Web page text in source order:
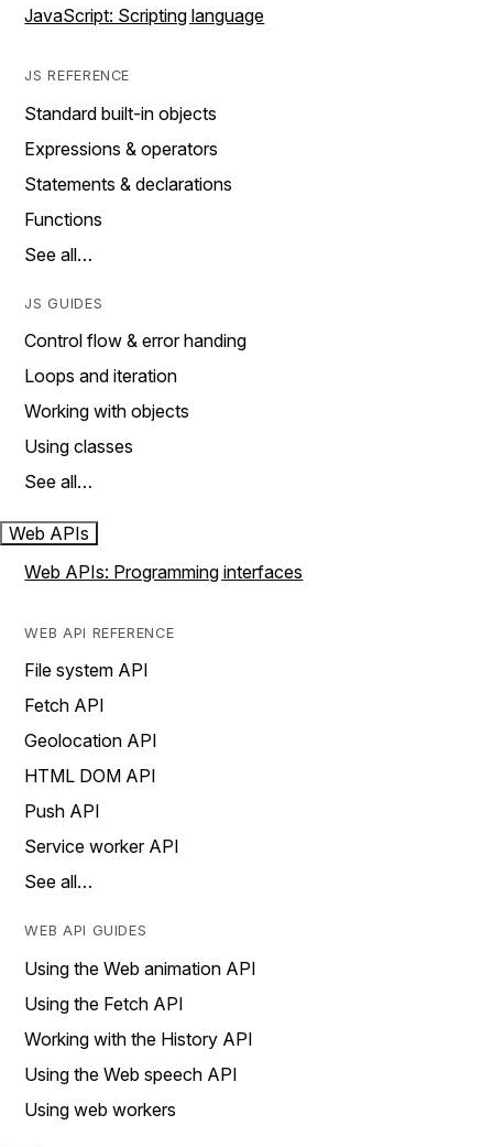
JavaScript: Scripting language
JS REFERENCE
Standard built-in objects
Expressions & operators
Statements & declarations
Functions
See all…
JS GUIDES
Control flow & error handing
Loops and iteration
Working with objects
Using classes
See all…
Web APIs
Web APIs: Programming interfaces
WEB API REFERENCE
File system API
Fetch API
Geolocation API
HTML DOM API
Push API
Service worker API
See all…
WEB API GUIDES
Using the Web animation API
Using the Fetch API
Working with the History API
Using the Web speech API
Using web workers